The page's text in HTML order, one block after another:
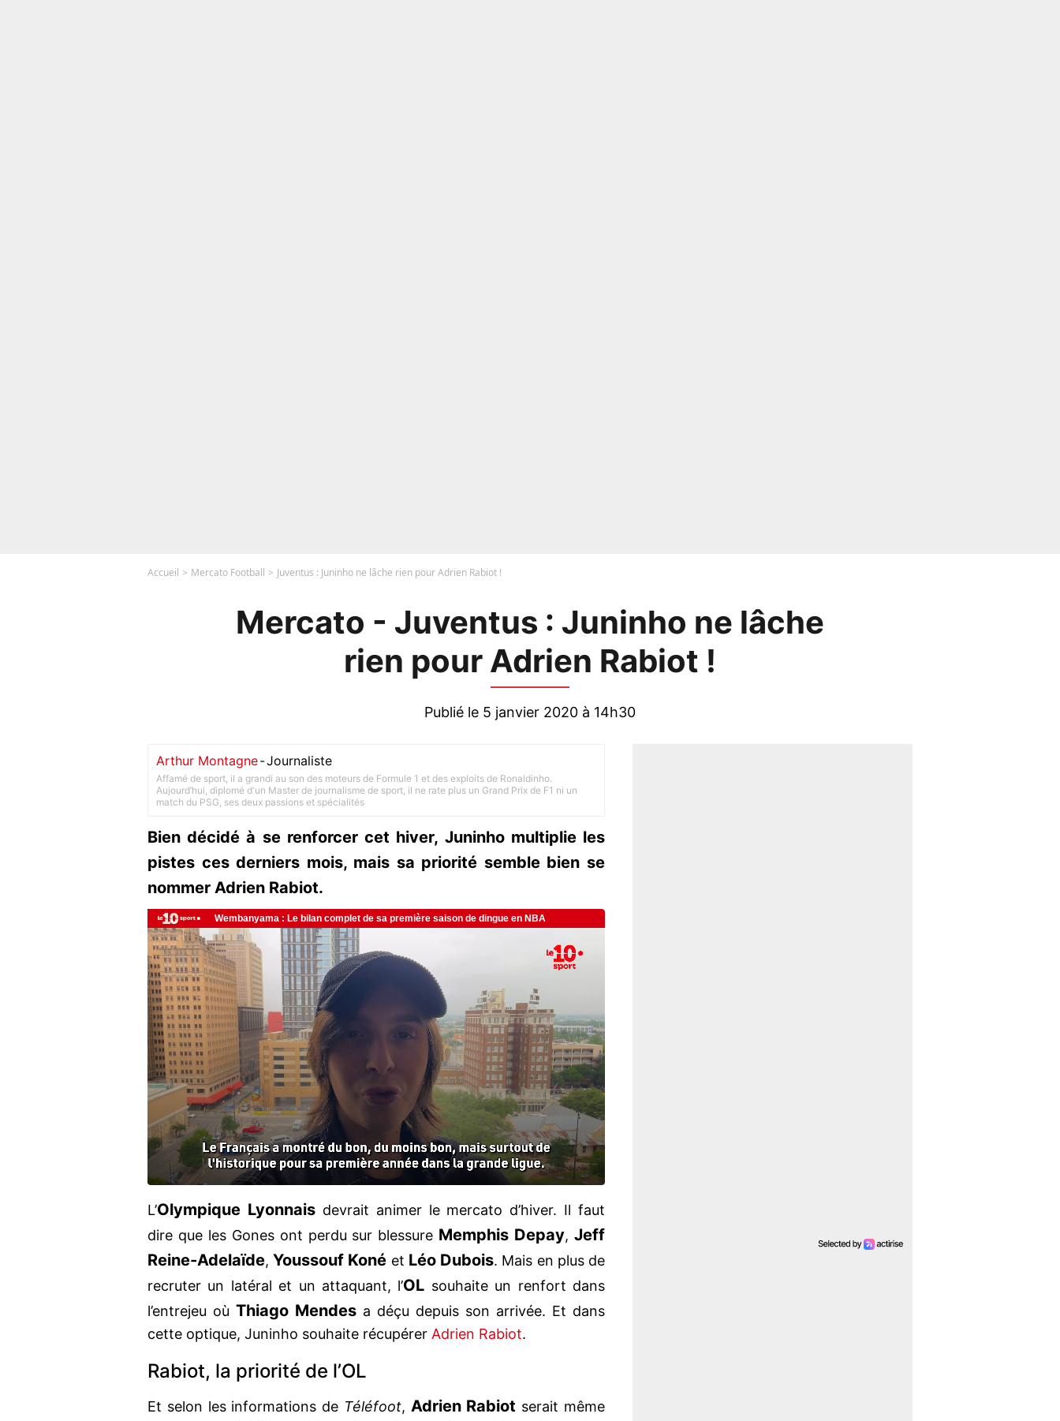
Accueil Mercato Football Juventus : Juninho ne lâche rien pour Adrien Rabiot !
Mercato - Juventus : Juninho ne lâche
rien pour Adrien Rabiot !
Publié le 5 janvier 2020 à 14h30
Arthur Montagne-Journaliste
Affamé de sport, il a grandi au son des moteurs de Formule 1 et des exploits de Ronaldinho.
Aujourd’hui, diplomé d'un Master de journalisme de sport, il ne rate plus un Grand Prix de F1 ni un
match du PSG, ses deux passions et spécialités
Bien décidé à se renforcer cet hiver, Juninho multiplie les
pistes ces derniers mois, mais sa priorité semble bien se
nommer Adrien Rabiot.
L’Olympique Lyonnaisdevrait animer le mercato d’hiver. Il faut
dire que les Gones ont perdu sur blessure Memphis Depay,Jeff
Reine-Adelaïde, Youssouf Koné et Léo Dubois. Mais en plus de
recruter un latéral et un attaquant, l’OL souhaite un renfort dans
l’entrejeu où Thiago Mendes a déçu depuis son arrivée. Et dans
cette optique, Juninho souhaite récupérer Adrien Rabiot.
Rabiot, la priorité de l’OL
Et selon les informations de Téléfoot, Adrien Rabiot serait même